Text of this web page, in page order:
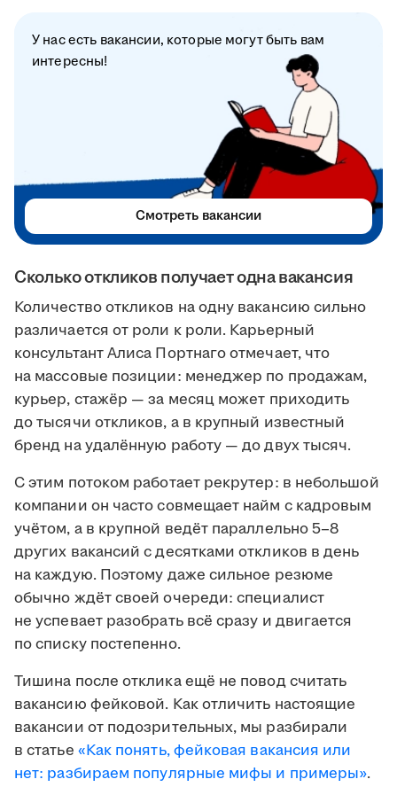
Сколько откликов получает одна вакансия
Количество откликов на одну вакансию сильно
различается от роли к роли. Карьерный
консультант Алиса Портнаго отмечает, что
на массовые позиции: менеджер по продажам,
курьер, стажёр — за месяц может приходить
до тысячи откликов, а в крупный известный
бренд на удалённую работу — до двух тысяч.
С этим потоком работает рекрутер: в небольшой
компании он часто совмещает найм с кадровым
учётом, а в крупной ведёт параллельно 5–8
других вакансий с десятками откликов в день
на каждую. Поэтому даже сильное резюме
обычно ждёт своей очереди: специалист
не успевает разобрать всё сразу и двигается
по списку постепенно.
Тишина после отклика ещё не повод считать
вакансию фейковой. Как отличить настоящие
вакансии от подозрительных, мы разбирали
в статье «Как понять, фейковая вакансия или
нет: разбираем популярные мифы и примеры».
У нас есть вакансии, которые могут быть вам
интересны!
Смотреть вакансии